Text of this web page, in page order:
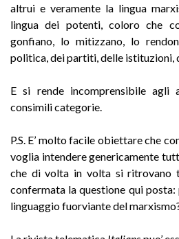
altrui e veramente la lingua
lingua dei potenti, coloro che
gonfiano, lo mitizzano, lo
politica, dei partiti, delle istituzioni,
E si rende incomprensibile agli
consimili categorie.
P.S. E’ molto facile obiettare che
voglia intendere genericamente
che di volta in volta si ritrovano
confermata la questione qui
linguaggio fuorviante del